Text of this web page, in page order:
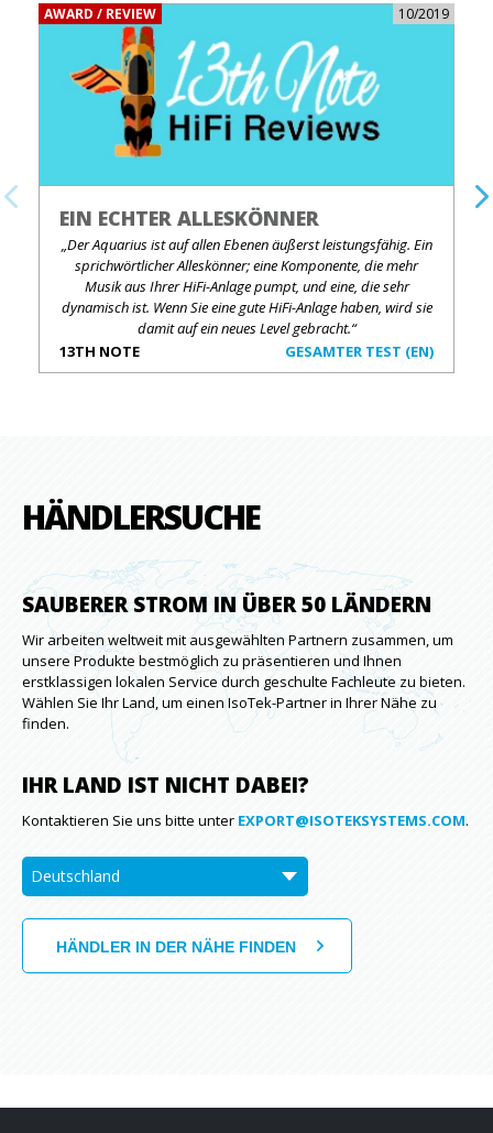
AWARD / REVIEW 10/2019
EIN ECHTER ALLESKÖNNER
„Der Aquarius ist auf allen Ebenen äußerst leistungsfähig. Ein
sprichwörtlicher Alleskönner; eine Komponente, die mehr
Musik aus Ihrer HiFi-Anlage pumpt, und eine, die sehr
dynamisch ist. Wenn Sie eine gute HiFi-Anlage haben, wird sie
damit auf ein neues Level gebracht.“
13TH NOTE
GESAMTER TEST (EN)
HÄNDLERSUCHE
SAUBERER STROM IN ÜBER 50 LÄNDERN
Wir arbeiten weltweit mit ausgewählten Partnern zusammen, um
unsere Produkte bestmöglich zu präsentieren und Ihnen
erstklassigen lokalen Service durch geschulte Fachleute zu bieten.
Wählen Sie Ihr Land, um einen IsoTek-Partner in Ihrer Nähe zu
finden.
IHR LAND IST NICHT DABEI?
Kontaktieren Sie uns bitte unter EXPORT@ISOTEKSYSTEMS.COM.